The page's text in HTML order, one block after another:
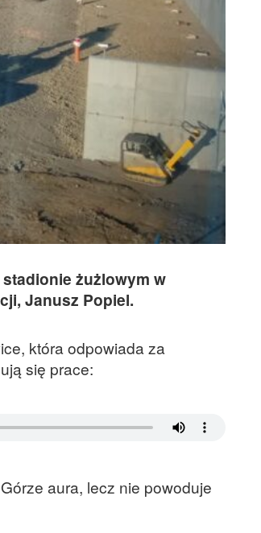
żużlowym w
Janusz Popiel.
która odpowiada za
się prace:
aura, lecz nie powoduje